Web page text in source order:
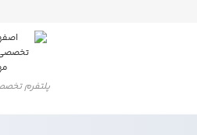
پلتفرم